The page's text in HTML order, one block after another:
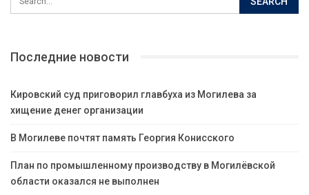
Последние новости
Кировский суд приговорил главбуха из Могилева за
хищение денег организации
В Могилеве почтят память Георгия Конисского
План по промышленному производству в Могилёвской
области оказался не выполнен